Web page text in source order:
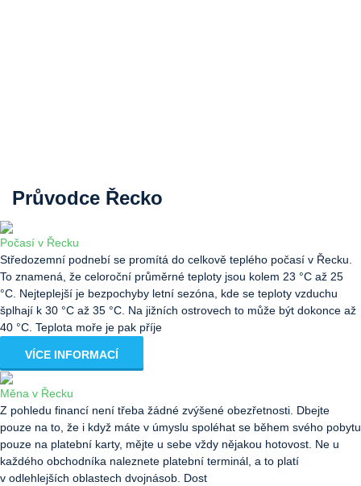
Průvodce Řecko
Počasí v Řecku
Středozemní podnebí se promítá do celkově teplého počasí v Řecku.
To znamená, že celoroční průměrné teploty jsou kolem 23 °C až 25
°C. Nejteplejší je bezpochyby letní sezóna, kde se teploty vzduchu
šplhají k 30 °C až 35 °C. Na jižních ostrovech to může být dokonce až
40 °C. Teplota moře je pak příje
VÍCE INFORMACÍ
Měna v Řecku
Z pohledu financí není třeba žádné zvýšené obezřetnosti. Dbejte
pouze na to, že i když máte v úmyslu spoléhat se během svého pobytu
pouze na platební karty, mějte u sebe vždy nějakou hotovost. Ne u
každého obchodníka naleznete platební terminál, a to platí
v odlehlejších oblastech dvojnásob. Dost